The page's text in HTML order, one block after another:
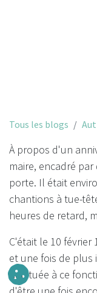
Tous les blogs
À propos d'un
maire, encadré
porte. Il était
chantions à tue-
heures de retard,
C'était le 10 février
et une fois de
habituée à ce